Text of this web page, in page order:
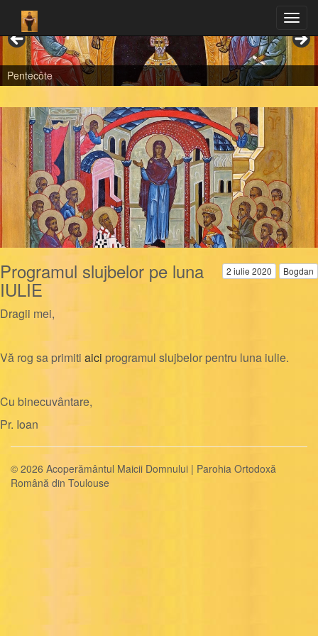
Pentecôte
2 iulie 2020 Bogdan
Programul slujbelor pe luna
IULIE
Dragii mei,
Vă rog sa primiti aici programul slujbelor pentru luna iulie.
Cu binecuvântare,
Pr. Ioan
© 2026 Acoperământul Maicii Domnului | Parohia Ortodoxă
Română din Toulouse